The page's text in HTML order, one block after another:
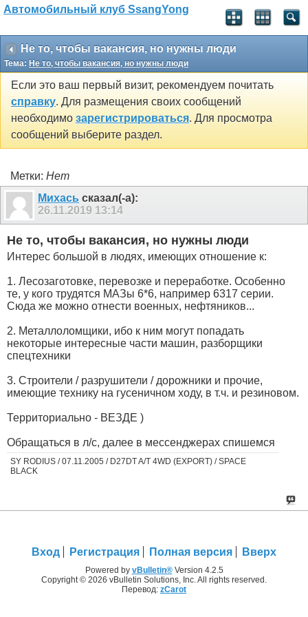
Автомобильный клуб SsangYong
Не то, чтобы вакансия, но нужны люди
Тема: Не то, чтобы вакансия, но нужны люди
Если это ваш первый визит, рекомендуем почитать
справку. Для размещения своих сообщений
необходимо зарегистрироваться. Для просмотра
сообщений выберите раздел.
Метки: Нет
Михась сказал(-а):
26.11.2019 13:14
Не то, чтобы вакансия, но нужны люди
Интерес большой в людях, имеющих отношение к:
1. Лесозаготовке, перевозке и переработке. Особенно
те, у кого трудятся МАЗы 6*6, например 6317 серии.
Сюда же можно отнести военных, нефтяников...
2. Металлоломщики, ибо к ним могут попадать
некоторые интересные части машин, разборщики
спецтехники
3. Строители / разрушители / дорожники и прочие,
имеющие технику на гусеничном ходу, в т.ч. и резиновом.
Территориально - ВЕЗДЕ )
Обращаться в л/с, далее в мессенджерах спишемся
SY RODIUS / 07.11.2005 / D27DT A/T 4WD (EXPORT) / SPACE
BLACK
Вход Регистрация Полная версия Вверх
Powered by vBulletin®Version 4.2.5
Copyright © 2026 vBulletin Solutions, Inc. All rights reserved.
Перевод: zCarot